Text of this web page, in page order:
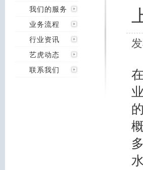
我们的服务
业务流程
行业资讯
艺虎动态
联系我们